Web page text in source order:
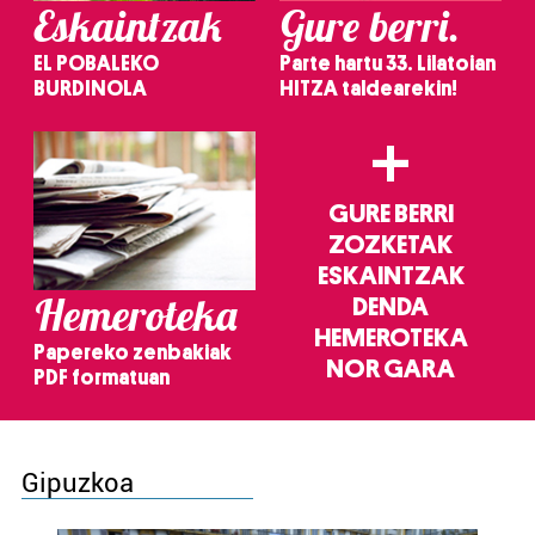
Eskaintzak
EL POBALEKO
BURDINOLA
Gure berri.
Parte hartu 33. Lilatoian
HITZA taldearekin!
Hemeroteka
Papereko zenbakiak
PDF formatuan
+
GURE BERRI
ZOZKETAK
ESKAINTZAK
DENDA
HEMEROTEKA
NOR GARA
Gipuzkoa